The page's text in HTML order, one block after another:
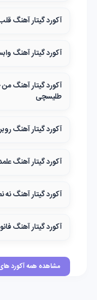
آکورد گیتار آهنگ
آکورد گیتار آهنگ
آکورد گیتار آهنگ من
طلیسچی
آکورد گیتار آهنگ
آکورد گیتار آهنگ
آکورد گیتار آهنگ نه
آکورد گیتار آهنگ
مشاهده همه آکورد